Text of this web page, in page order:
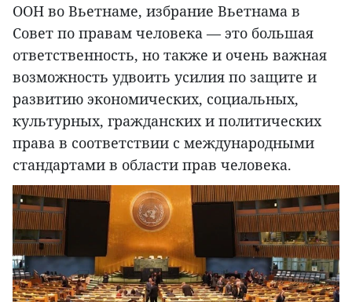
ООН во Вьетнаме, избрание Вьетнама в
Совет по правам человека — это большая
ответственность, но также и очень важная
возможность удвоить усилия по защите и
развитию экономических, социальных,
культурных, гражданских и политических
права в соответствии с международными
стандартами в области прав человека.